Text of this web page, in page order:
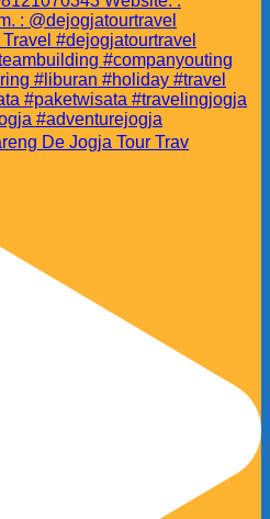
De Jogja Tour Trav